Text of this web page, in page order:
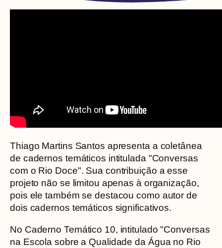
Thiago Martins Santos apresenta a coletânea
de cadernos temáticos intitulada "Conversas
com o Rio Doce". Sua contribuição a esse
projeto não se limitou apenas à organização,
pois ele também se destacou como autor de
dois cadernos temáticos significativos.
No Caderno Temático 10, intitulado "Conversas
na Escola sobre a Qualidade da Água no Rio